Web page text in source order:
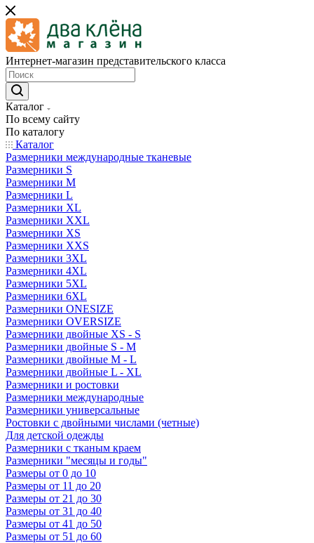
Интернет-магазин представительского класса
Каталог
По всему сайту
По каталогу
Каталог
Размерники международные тканевые
Размерники S
Размерники M
Размерники L
Размерники XL
Размерники XXL
Размерники XS
Размерники XXS
Размерники 3XL
Размерники 4XL
Размерники 5XL
Размерники 6XL
Размерники ONESIZE
Размерники OVERSIZE
Размерники двойные XS - S
Размерники двойные S - M
Размерники двойные M - L
Размерники двойные L - XL
Размерники и ростовки
Размерники международные
Размерники универсальные
Ростовки с двойными числами (четные)
Для детской одежды
Размерники с тканым краем
Размерники "месяцы и годы"
Размеры от 0 до 10
Размеры от 11 до 20
Размеры от 21 до 30
Размеры от 31 до 40
Размеры от 41 до 50
Размеры от 51 до 60